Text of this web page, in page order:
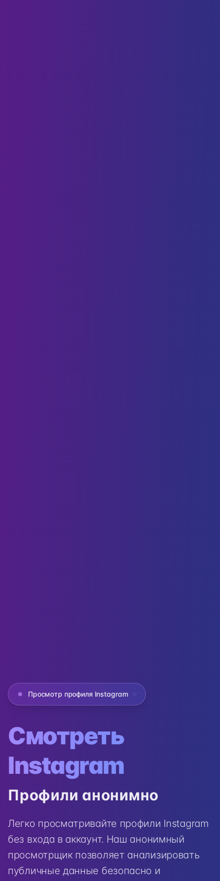
Просмотр профиля Instagram
Смотреть
Instagram
Профили анонимно
Легко просматривайте профили Instagram
без входа в аккаунт. Наш анонимный
просмотрщик позволяет анализировать
публичные данные безопасно и